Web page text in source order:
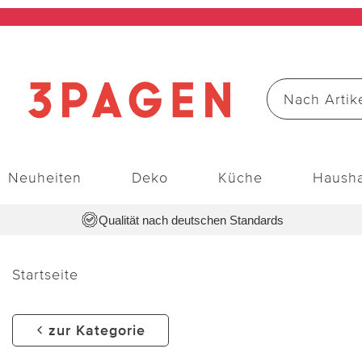
Neuheiten Deko Küche
Qualität nach deutschen Standards
Startseite
zur Kategorie